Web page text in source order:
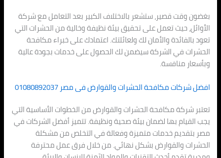
بغضون وقت قصير، ستشعر بالاختلاف الكبير بعد التعامل مع شركة
الأوائل، حيث تعمل على تحقيق بيئة نظيفة وخالية من الحشرات التي
تعود بالفائدة والأمان لك ولعائلتك. اعتمادك على خبراء مكافحة
الحشرات في الشركة سيضمن لك الحصول على خدمات بجودة عالية
وبأسعار منافسة.
افضل شركات مكافحة الحشرات والقوارض فى مصر 01080892037
تعتبر شركة مكافحة الحشرات والقوارض من الخطوات الأساسية التي
يجب القيام بها لضمان بيئة صحية ونظيفة. تتميز أفضل الشركات في
مصر بتقديم خدمات متميزة وفعالة في التخلص من مشكلة
الحشرات والقوارض بشكل نهائي. من خلال فرق عمل محترفة